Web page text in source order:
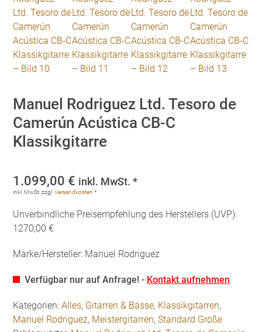
Manuel Rodriguez Ltd. Tesoro de
Camerún Acústica CB-C
Klassikgitarre
1.099,00 € inkl. MwSt. *
inkl. MwSt. zzgl.Versandkosten *
Unverbindliche Preisempfehlung des Herstellers (UVP):
1270,00 €
Marke/Hersteller: Manuel Rodriguez
Verfügbar nur auf Anfrage! - Kontakt aufnehmen
Kategorien:Alles, Gitarren & Bässe, Klassikgitarren,
Manuel Rodriguez, Meistergitarren,Standard Größe